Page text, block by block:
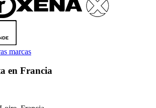
marcas
en Francia